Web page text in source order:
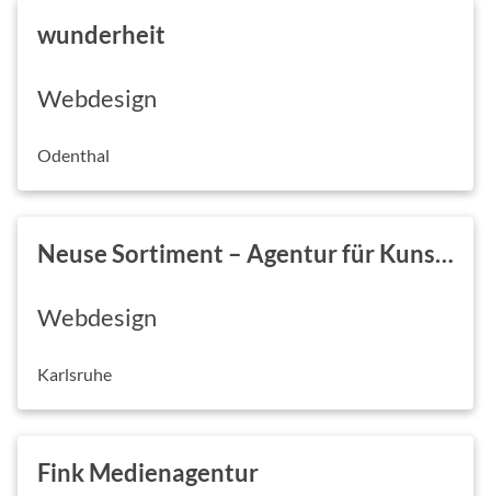
wunderheit
Webdesign
Odenthal
Neuse Sortiment – Agentur für Kunst und Kommunikation
Webdesign
Karlsruhe
Fink Medienagentur